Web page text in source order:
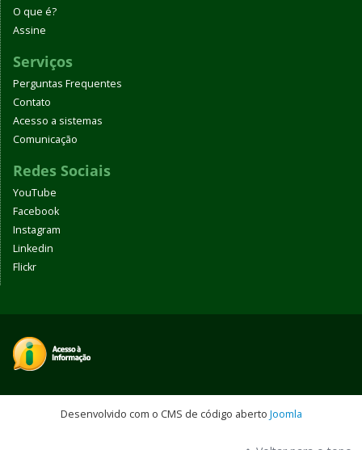
O que é?
Assine
Serviços
Perguntas Frequentes
Contato
Acesso a sistemas
Comunicação
Redes Sociais
YouTube
Facebook
Instagram
Linkedin
Flickr
Desenvolvido com o CMS de código aberto Joomla